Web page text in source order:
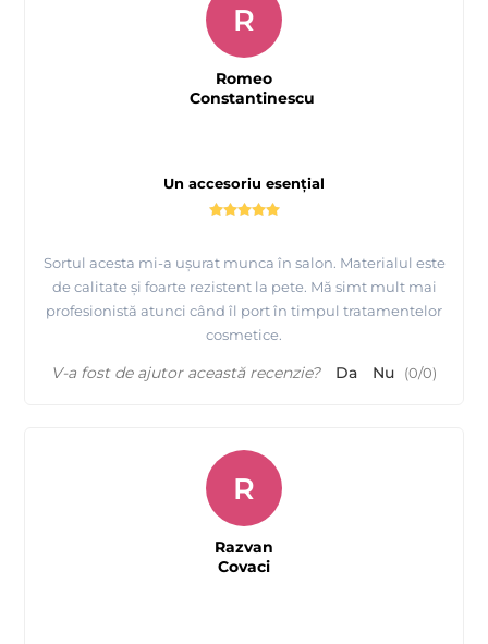
Un accesoriu esențial
Sortul acesta mi-a ușurat munca în salon. Materialul este
de calitate și foarte rezistent la pete. Mă simt mult mai
profesionistă atunci când îl port în timpul tratamentelor
cosmetice.
R
Romeo
Constantinescu
V-a fost de ajutor această recenzie? Da Nu (0/0)
R
Razvan
Covaci